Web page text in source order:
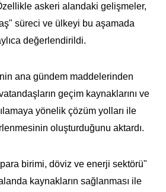
askeri alandaki gelişmeler,
süreci ve ülkeyi bu aşamada
değerlendirildi.
ana gündem maddelerinden
geçim kaynaklarını ve
yönelik çözüm yolları ile
oluşturduğunu aktardı.
para birimi, döviz ve enerji sektörü"
kaynakların sağlanması ile